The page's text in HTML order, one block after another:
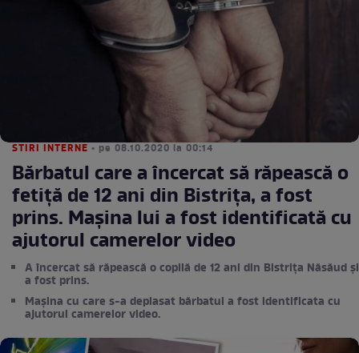
STIRI INTERNE • pe 08.10.2020 la 00:14
Bărbatul care a încercat să răpească o
fetiță de 12 ani din Bistrița, a fost
prins. Mașina lui a fost identificată cu
ajutorul camerelor video
A încercat să răpească o copilă de 12 ani din Bistrița Năsăud și
a fost prins.
Maşina cu care s-a deplasat bărbatul a fost identificata cu
ajutorul camerelor video.